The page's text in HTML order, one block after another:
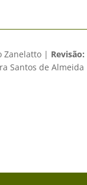
Zanelatto | Revisão:
Santos de Almeida